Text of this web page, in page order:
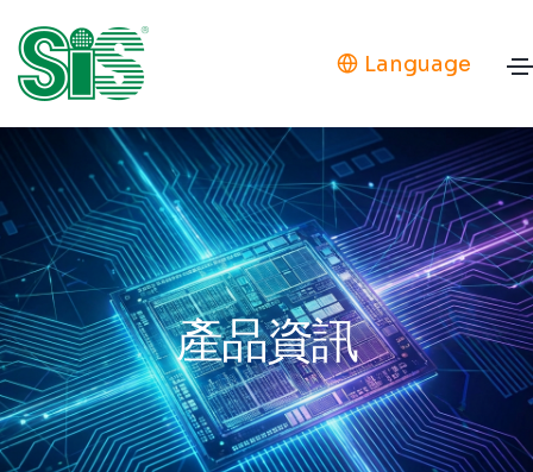
Language
產品資訊